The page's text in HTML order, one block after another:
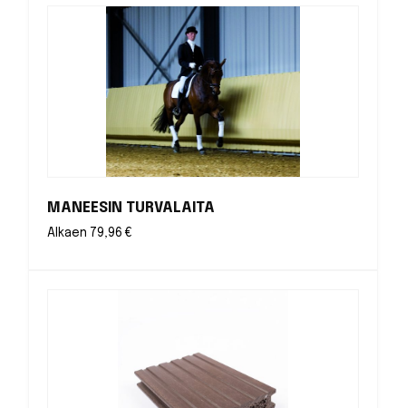
MANEESIN TURVALAITA
Alkaen 79,96€